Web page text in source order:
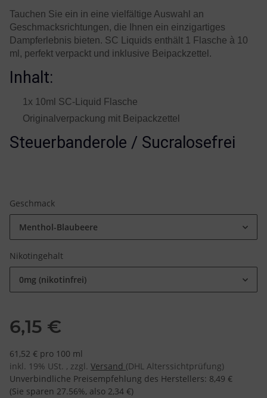
Tauchen Sie ein in eine vielfältige Auswahl an
Geschmacksrichtungen, die Ihnen ein einzigartiges
Dampferlebnis bieten. SC Liquids enthält 1 Flasche à 10
ml, perfekt verpackt und inklusive Beipackzettel.
Inhalt:
1x 10ml SC-Liquid Flasche
Originalverpackung mit Beipackzettel
Steuerbanderole / Sucralosefrei
Geschmack
Menthol-Blaubeere
Nikotingehalt
0mg (nikotinfrei)
6,15 €
61,52 € pro 100 ml
inkl. 19% USt. , zzgl. Versand (DHL Alterssichtprüfung)
Unverbindliche Preisempfehlung des Herstellers: 8,49 €
(Sie sparen 27.56%, also 2,34 €)